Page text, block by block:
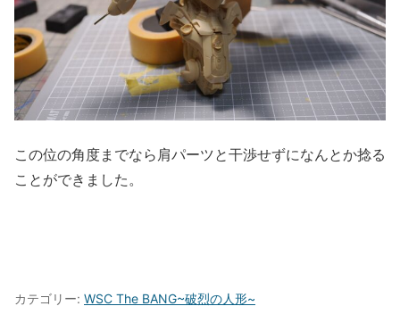
この位の角度までなら肩パーツと干渉せずになんとか捻る
ことができました。
カテゴリー: WSC The BANG~破烈の人形~